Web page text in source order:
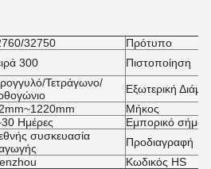
32750
Πρότυπο
300 Πιστοποίηση
Τετράγωνο/
Εξωτερική
Μήκος
Ημέρες
Εμπορικό σήμα
συσκευασία
Προδιαγραφή
Κωδικός HS